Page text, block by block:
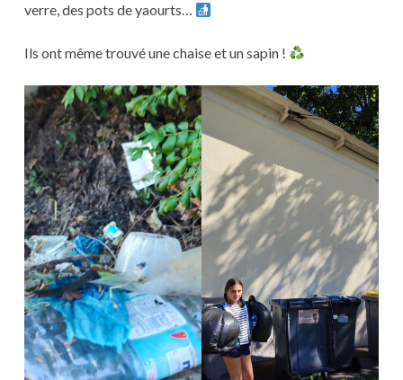
verre, des pots de yaourts…
Ils ont même trouvé une chaise et un sapin !